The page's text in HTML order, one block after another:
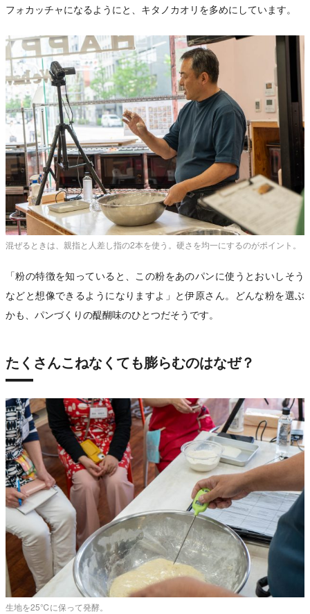
フォカッチャになるようにと、キタノカオリを多めにしています。
混ぜるときは、親指と人差し指の2本を使う。硬さを均一にするのがポイント。
「粉の特徴を知っていると、この粉をあのパンに使うとおいしそう
などと想像できるようになりますよ」と伊原さん。どんな粉を選ぶ
かも、パンづくりの醍醐味のひとつだそうです。
たくさんこねなくても膨らむのはなぜ？
生地を25℃に保って発酵。